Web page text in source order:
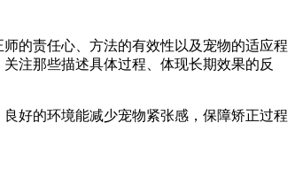
的责任心、方法的有效性以及宠物的适应程
注那些描述具体过程、体现长期效果的反
好的环境能减少宠物紧张感，保障矫正过程